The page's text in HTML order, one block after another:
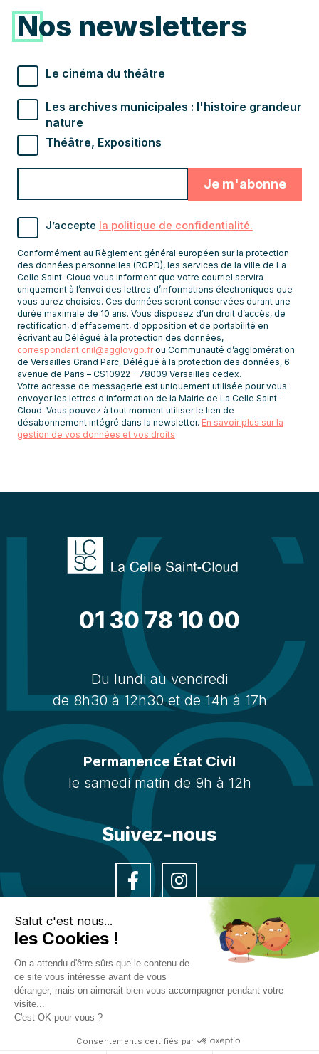
Nos newsletters
Types de newsletter souhaités
Le cinéma du théâtre
Les archives municipales : l'histoire grandeur
nature
Théâtre, Expositions
recevoir
les
newsletters
J’accepte la politique de confidentialité.
Conformément au Règlement général européen sur la protection
des données personnelles (RGPD), les services de la ville de La
Celle Saint-Cloud vous informent que votre courriel servira
uniquement à l’envoi des lettres d’informations électroniques que
vous aurez choisies. Ces données seront conservées durant une
durée maximale de 10 ans. Vous disposez d’un droit d’accès, de
rectification, d'effacement, d'opposition et de portabilité en
écrivant au Délégué à la protection des données,
correspondant.cnil@agglovgp.frou Communauté d’agglomération
de Versailles Grand Parc, Délégué à la protection des données, 6
avenue de Paris – CS10922 – 78009 Versailles cedex.
Votre adresse de messagerie est uniquement utilisée pour vous
envoyer les lettres d'information de la Mairie de La Celle Saint-
Cloud. Vous pouvez à tout moment utiliser le lien de
désabonnement intégré dans la newsletter. En savoir plus sur la
gestion de vos données et vos droits
01 30 78 10 00
Du lundi au vendredi
de 8h30 à 12h30 et de 14h à 17h
Permanence État Civil
le samedi matin de 9h à 12h
Suivez-nous
Facebook
Politique de confidentialité
Mentions légales
Accessibilité : partiellement conforme
Salut c'est nous...
les Cookies !
On a attendu d'être sûrs que le contenu de
ce site vous intéresse avant de vous
déranger, mais on aimerait bien vous accompagner pendant votre
visite...
C'est OK pour vous ?
Consentements certifiés par